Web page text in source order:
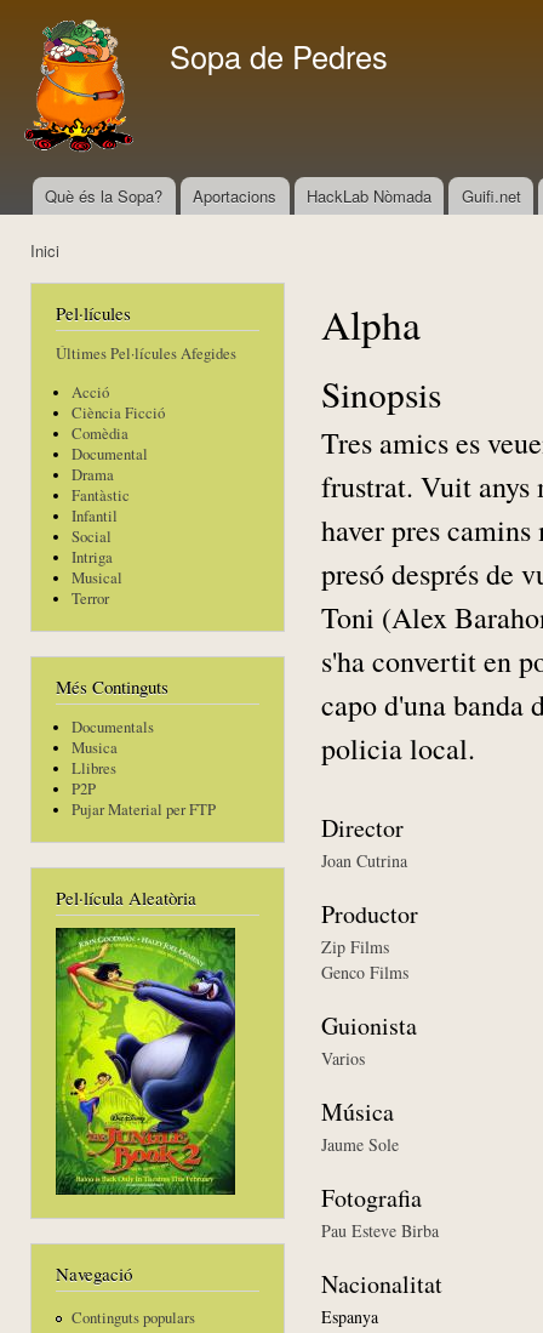
Sopa de Pedres
Menú principal
Què és la Sopa? Aportacions HackLab Nòmada Guifi.net
Inici
Pel·lícules
Últimes Pel·lícules Afegides
Acció
Ciència Ficció
Comèdia
Documental
Drama
Fantàstic
Infantil
Social
Intriga
Musical
Terror
Més Continguts
Documentals
Musica
Llibres
P2P
Pujar Material per FTP
Pel·lícula Aleatòria
Navegació
Continguts populars
Alpha
Sinopsis
Tres amics es
frustrat. Vuit anys
haver pres
presó després de
Toni (Alex
s'ha convertit en
capo d'una
policia local.
Director
Joan Cutrina
Productor
Zip Films
Genco Films
Guionista
Varios
Música
Jaume Sole
Fotografia
Pau Esteve Birba
Nacionalitat
Espanya